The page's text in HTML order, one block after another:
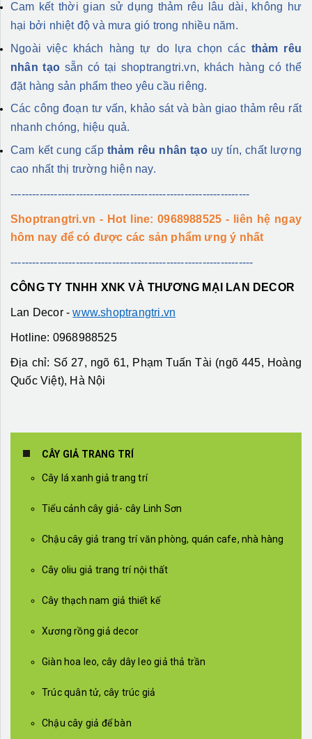
Cam kết thời gian sử dụng thảm rêu lâu dài, không hư
hại bởi nhiệt độ và mưa gió trong nhiều năm.
Ngoài việc khách hàng tự do lựa chọn các thảm rêu
nhân tạo sẵn có tại shoptrangtri.vn, khách hàng có thể
đặt hàng sản phẩm theo yêu cầu riêng.
Các công đoạn tư vấn, khảo sát và bàn giao thảm rêu rất
nhanh chóng, hiệu quả.
Cam kết cung cấp thảm rêu nhân tạo uy tín, chất lượng
cao nhất thị trường hiện nay.
------------------------------------------------------------------
Shoptrangtri.vn - Hot line: 0968988525 - liên hệ ngay
hôm nay để có được các sản phẩm ưng ý nhất
-------------------------------------------------------------------
CÔNG TY TNHH XNK VÀ THƯƠNG MẠI LAN DECOR
Lan Decor -www.shoptrangtri.vn
Hotline: 0968988525
Địa chỉ: Số 27, ngõ 61, Phạm Tuấn Tài (ngõ 445, Hoàng
Quốc Việt), Hà Nội
CÂY GIẢ TRANG TRÍ
Cây lá xanh giả trang trí
Tiểu cảnh cây giả- cây Linh Sơn
Chậu cây giả trang trí văn phòng, quán cafe, nhà hàng
Cây oliu giả trang trí nội thất
Cây thạch nam giả thiết kế
Xương rồng giả decor
Giàn hoa leo, cây dây leo giả thả trần
Trúc quân tử, cây trúc giả
Chậu cây giả để bàn